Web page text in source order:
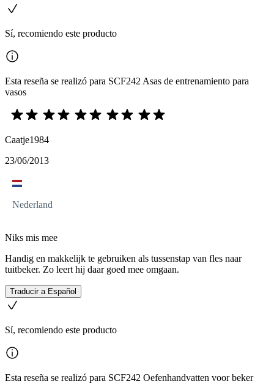
Sí, recomiendo este producto
Esta reseña se realizó para SCF242 Asas de entrenamiento para
vasos
Caatje1984
23/06/2013
Nederland
Niks mis mee
Handig en makkelijk te gebruiken als tussenstap van fles naar
tuitbeker. Zo leert hij daar goed mee omgaan.
Traducir a Español
Sí, recomiendo este producto
Esta reseña se realizó para SCF242 Oefenhandvatten voor beker